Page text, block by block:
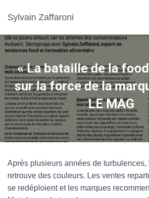
Sylvain Zaffaroni
« La bataille de la
sur la force de la
LE MAG
Après plusieurs années de turbulences,
retrouve des couleurs. Les ventes
se redéploient et les marques